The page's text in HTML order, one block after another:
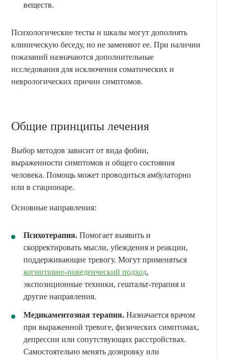
веществ.
Психологические тесты и шкалы могут дополнять
клиническую беседу, но не заменяют ее. При наличии
показаний назначаются дополнительные
исследования для исключения соматических и
неврологических причин симптомов.
Общие принципы лечения
Выбор методов зависит от вида фобии,
выраженности симптомов и общего состояния
человека. Помощь может проводиться амбулаторно
или в стационаре.
Основные направления:
Психотерапия. Помогает выявить и
скорректировать мысли, убеждения и реакции,
поддерживающие тревогу. Могут применяться
когнитивно-поведенческий подход,
экспозиционные техники, гештальт-терапия и
другие направления.
Медикаментозная терапия. Назначается врачом
при выраженной тревоге, физических симптомах,
депрессии или сопутствующих расстройствах.
Самостоятельно менять дозировку или